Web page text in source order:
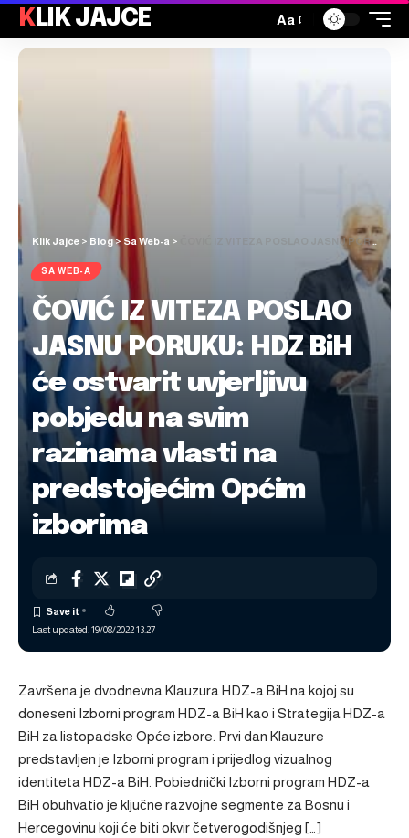
KLIK JAJCE Aa
Klik Jajce > Blog> Sa Web-a > ČOVIĆ IZ VITEZA POSLAO JASNU PORUKU: HDZ BiH će ostvarit uvjerljivu pobjedu na svim razinama vlasti na predstojećim Općim izborima
SA WEB-A
ČOVIĆ IZ VITEZA POSLAO
JASNU PORUKU: HDZ BiH
će ostvarit uvjerljivu
pobjedu na svim
razinama vlasti na
predstojećim Općim
izborima
Last updated: 19/08/2022 13:27
Završena je dvodnevna Klauzura HDZ-a BiH na kojoj su
doneseni Izborni program HDZ-a BiH kao i Strategija HDZ-a
BiH za listopadske Opće izbore. Prvi dan Klauzure
predstavljen je Izborni program i prijedlog vizualnog
identiteta HDZ-a BiH. Pobiednički Izborni program HDZ-a
BiH obuhvatio je ključne razvojne segmente za Bosnu i
Hercegovinu koji će biti okvir četverogodišnjeg […]